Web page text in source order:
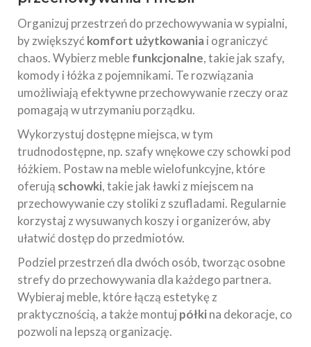
Organizuj przestrzeń do przechowywania w sypialni,
by zwiększyćkomfort użytkowaniai ograniczyć
chaos. Wybierz meblefunkcjonalne, takie jak szafy,
komody i łóżka z pojemnikami. Te rozwiązania
umożliwiają efektywne przechowywanie rzeczy oraz
pomagają w utrzymaniu porządku.
Wykorzystuj dostępne miejsca, w tym
trudnodostępne, np. szafy wnękowe czy schowki pod
łóżkiem. Postaw na meble wielofunkcyjne, które
oferują schowki, takie jak ławki z miejscem na
przechowywanie czy stoliki z szufladami. Regularnie
korzystaj z wysuwanych koszy i organizerów, aby
ułatwić dostęp do przedmiotów.
Podziel przestrzeń dla dwóch osób, tworząc osobne
strefy do przechowywania dla każdego partnera.
Wybieraj meble, które łączą estetykę z
praktycznością, a także montuj półkina dekoracje, co
pozwoli na lepszą organizację.